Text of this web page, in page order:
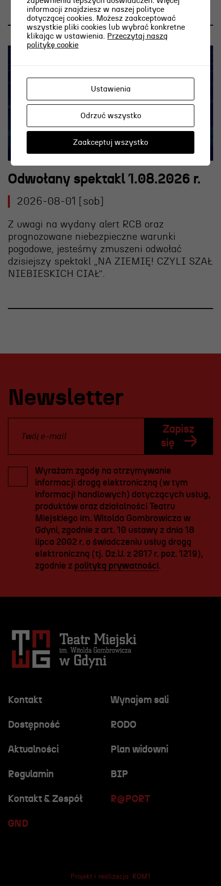
Odwołany spektakl 1.08.2026 r.
2026-08-01 [sob]
Z uwagi na wydany alert RCB oraz
prognozowane niebezpieczne warunki
pogodowe, jesteśmy zmuszeni odwołać
dzisiejszy spektakl „NA ZIEMIĘ! CZYLI SZAŁ
NIEBIESKICH CIAŁ”.
Newsletter
Zapisz
się
Wyrażam zgodę na otrzymywanie
informacji drogą elektroniczną (w tym
informacji handlowych) dotyczących usług,
produktów oraz działalności Teatru
Miejskiego im. Witolda Gombrowicza w
Gdyni, zgodnie z art. 10 ustawy z dnia 18
lipca 2002 r. o świadczeniu usług drogą
elektroniczną (tj. Dz.U. z 2017 r. poz. 1219),
zgodnie z polityką prywatności.
Kontakt Wynajem sali
Dostępność RODO
R@PORT
Aktualności Plan widowni
Regulamin BIP
GND
Kontakt & Zespół
Projekt i realizacja: ROM1
informacji znajdziesz w naszej polityce
dotyczącej cookies. Możesz zaakceptować
wszystkie pliki cookies lub wybrać konkretne
klikając w ustawienia. Przeczytaj naszą
politykę cookie
Ustawienia
Odrzuć wszystko
Zaakceptuj wszystko